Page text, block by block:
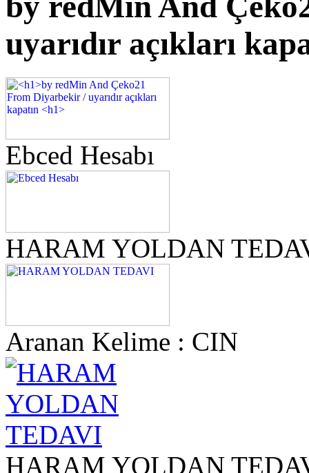
uyarıdır açıkları
Ebced Hesabı
HARAM YOLDAN
Aranan Kelime : CIN
HARAM YOLDAN